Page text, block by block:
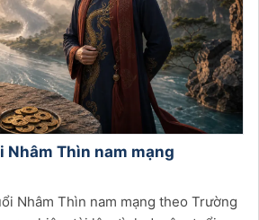
Nhâm Thìn nam mạng
Nhâm Thìn nam mạng theo Trường